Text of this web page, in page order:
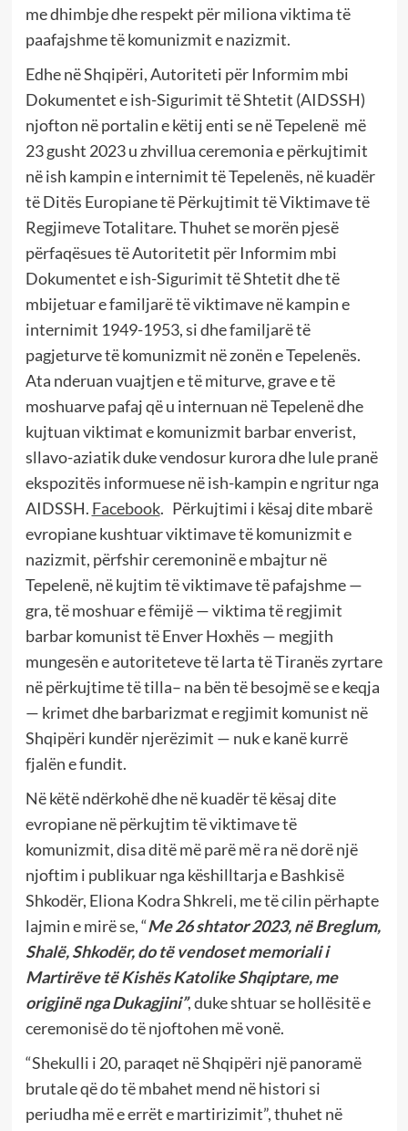
me dhimbje dhe respekt për miliona viktima të
paafajshme të komunizmit e nazizmit.
Edhe në Shqipëri, Autoriteti për Informim mbi
Dokumentet e ish-Sigurimit të Shtetit (AIDSSH)
njofton në portalin e këtij enti se në Tepelenë më
23 gusht 2023 u zhvillua ceremonia e përkujtimit
në ish kampin e internimit të Tepelenës, në kuadër
të Ditës Europiane të Përkujtimit të Viktimave të
Regjimeve Totalitare. Thuhet se morën pjesë
përfaqësues të Autoritetit për Informim mbi
Dokumentet e ish-Sigurimit të Shtetit dhe të
mbijetuar e familjarë të viktimave në kampin e
internimit 1949-1953, si dhe familjarë të
pagjeturve të komunizmit në zonën e Tepelenës.
Ata nderuan vuajtjen e të miturve, grave e të
moshuarve pafaj që u internuan në Tepelenë dhe
kujtuan viktimat e komunizmit barbar enverist,
sllavo-aziatik duke vendosur kurora dhe lule pranë
ekspozitës informuese në ish-kampin e ngritur nga
AIDSSH. Facebook. Përkujtimi i kësaj dite mbarë
evropiane kushtuar viktimave të komunizmit e
nazizmit, përfshir ceremoninë e mbajtur në
Tepelenë, në kujtim të viktimave të pafajshme —
gra, të moshuar e fëmijë — viktima të regjimit
barbar komunist të Enver Hoxhës — megjith
mungesën e autoriteteve të larta të Tiranës zyrtare
në përkujtime të tilla– na bën të besojmë se e keqja
— krimet dhe barbarizmat e regjimit komunist në
Shqipëri kundër njerëzimit — nuk e kanë kurrë
fjalën e fundit.
Në këtë ndërkohë dhe në kuadër të kësaj dite
evropiane në përkujtim të viktimave të
komunizmit, disa ditë më parë më ra në dorë një
njoftim i publikuar nga këshilltarja e Bashkisë
Shkodër, Eliona Kodra Shkreli, me të cilin përhapte
lajmin e mirë se, “Me 26 shtator 2023, në Breglum,
Shalë, Shkodër, do të vendoset memoriali i
Martirëve të Kishës Katolike Shqiptare, me
origjinë nga Dukagjini”, duke shtuar se hollësitë e
ceremonisë do të njoftohen më vonë.
“Shekulli i 20, paraqet në Shqipëri një panoramë
brutale që do të mbahet mend në histori si
periudha më e errët e martirizimit”, thuhet në